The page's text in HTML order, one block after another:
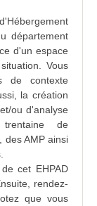
département
d'un espace
Vous
de contexte
la création
ou d'analyse
de
des AMP ainsi
cet EHPAD
rendez-
que vous